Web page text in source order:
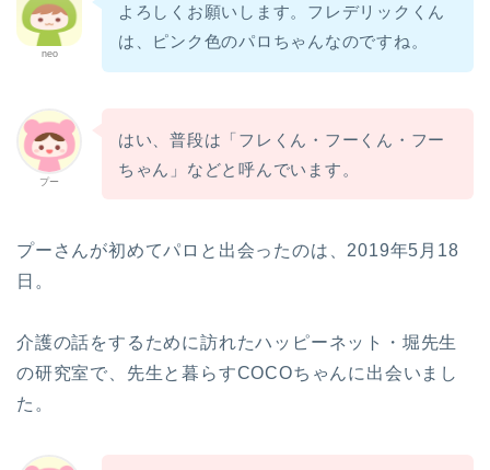
neo
よろしくお願いします。フレデリックくん
は、ピンク色のパロちゃんなのですね。
プー
はい、普段は「フレくん・フーくん・フー
ちゃん」などと呼んでいます。
プーさんが初めてパロと出会ったのは、2019年5月18
日。
介護の話をするために訪れたハッピーネット・堀先生
の研究室で、先生と暮らすCOCOちゃんに出会いまし
た。